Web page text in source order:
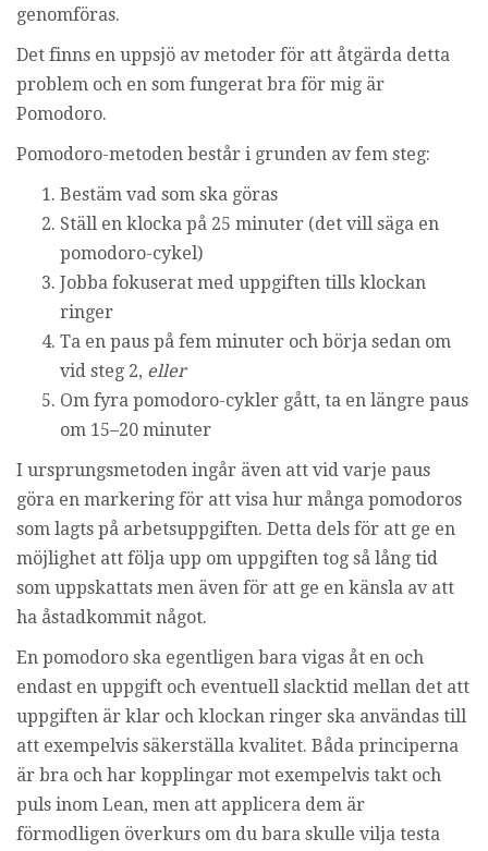
n
genomföras.
Det finns en uppsjö av metoder för att åtgärda detta
problem och en som fungerat bra för mig är
Pomodoro.
Pomodoro-metoden består i grunden av fem steg:
Bestäm vad som ska göras
Ställ en klocka på 25 minuter (det vill säga en
pomodoro-cykel)
Jobba fokuserat med uppgiften tills klockan
ringer
Ta en paus på fem minuter och börja sedan om
vid steg 2, eller
Om fyra pomodoro-cykler gått, ta en längre paus
om 15–20 minuter
I ursprungsmetoden ingår även att vid varje paus
göra en markering för att visa hur många pomodoros
som lagts på arbetsuppgiften. Detta dels för att ge en
möjlighet att följa upp om uppgiften tog så lång tid
som uppskattats men även för att ge en känsla av att
ha åstadkommit något.
En pomodoro ska egentligen bara vigas åt en och
endast en uppgift och eventuell slacktid mellan det att
uppgiften är klar och klockan ringer ska användas till
att exempelvis säkerställa kvalitet. Båda principerna
är bra och har kopplingar mot exempelvis takt och
puls inom Lean, men att applicera dem är
förmodligen överkurs om du bara skulle vilja testa